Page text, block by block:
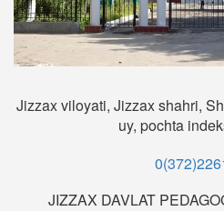
Jizzax viloyati, Jizzax shahri,
uy, pochta
JIZZAX DAVLAT